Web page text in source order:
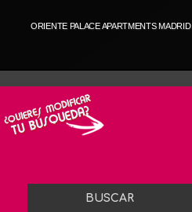
ORIENTE PALACE APARTMENTS MADRID